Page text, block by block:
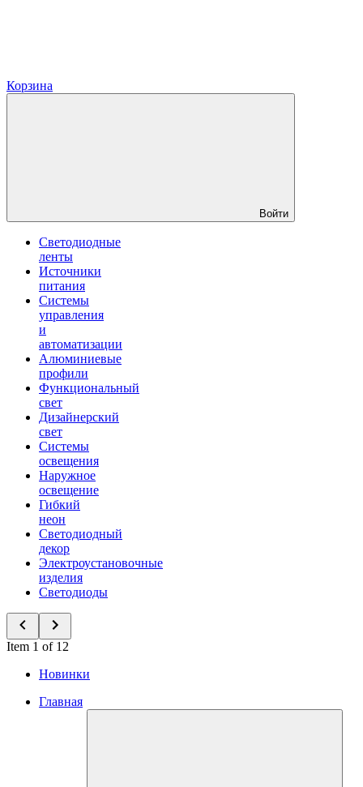
Корзина
Войти
Светодиодные
ленты
Источники
питания
Системы
управления
и
автоматизации
Алюминиевые
профили
Функциональный
свет
Дизайнерский
свет
Системы
освещения
Наружное
освещение
Гибкий
неон
Светодиодный
декор
Электроустановочные
изделия
Светодиоды
Item 1 of 12
Новинки
Главная